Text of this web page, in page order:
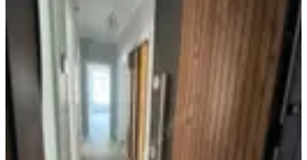
Yapılı Satılık Daire
Çankaya, Tınaztepe Mahallesi
3+1·110 m² 1. Kat
Ankara Emlak ANKARA EMLAK